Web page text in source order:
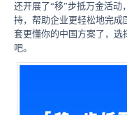
还开展了“移”步抵万金活
持，帮助企业更轻松地完成
套更懂你的中国方案了，选
吧。